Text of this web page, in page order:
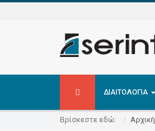
ΔΙΑΙΤΟΛΟΓΊΑ
Βρίσκεστε εδώ: Αρχική